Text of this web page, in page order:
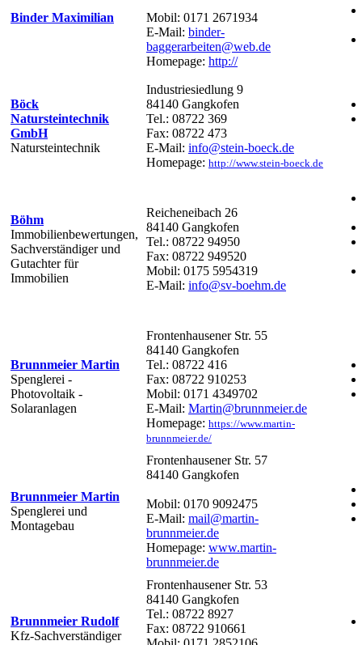
Binder Maximilian
Mobil: 0171 2671934
E-Mail: binder-
baggerarbeiten@web.de
Homepage: http://
Böck
Natursteintechnik
GmbH
Natursteintechnik
Industriesiedlung 9
84140 Gangkofen
Tel.: 08722 369
Fax: 08722 473
E-Mail: info@stein-boeck.de
Homepage: http://www.stein-boeck.de
Böhm
Immobilienbewertungen,
Sachverständiger und
Gutachter für
Immobilien
Reicheneibach 26
84140 Gangkofen
Tel.: 08722 94950
Fax: 08722 949520
Mobil: 0175 5954319
E-Mail: info@sv-boehm.de
Brunnmeier Martin
Spenglerei -
Photovoltaik -
Solaranlagen
Frontenhausener Str. 55
84140 Gangkofen
Tel.: 08722 416
Fax: 08722 910253
Mobil: 0171 4349702
E-Mail: Martin@brunnmeier.de
Homepage: https://www.martin-
brunnmeier.de/
Brunnmeier Martin
Spenglerei und
Montagebau
Frontenhausener Str. 57
84140 Gangkofen
Mobil: 0170 9092475
E-Mail: mail@martin-
brunnmeier.de
Homepage: www.martin-
brunnmeier.de
Brunnmeier Rudolf
Kfz-Sachverständiger
Frontenhausener Str. 53
84140 Gangkofen
Tel.: 08722 8927
Fax: 08722 910661